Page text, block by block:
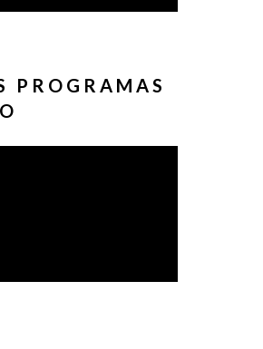
PROGRAMAS